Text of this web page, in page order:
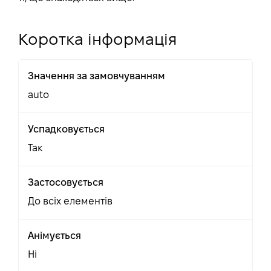
Коротка інформація
Значення за замовчуванням
auto
Успадковується
Так
Застосовується
До всіх елементів
Анімується
Ні